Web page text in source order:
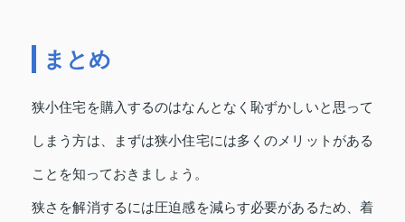
まとめ
狭小住宅を購入するのはなんとなく恥ずかしいと思って
しまう方は、まずは狭小住宅には多くのメリットがある
ことを知っておきましょう。
狭さを解消するには圧迫感を減らす必要があるため、着